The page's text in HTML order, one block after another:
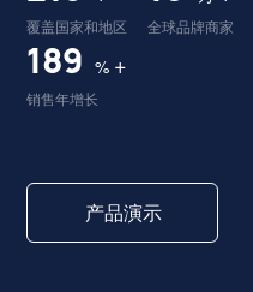
覆盖国家和地区 全球品牌商家
196 % +
销售年增长
产品演示